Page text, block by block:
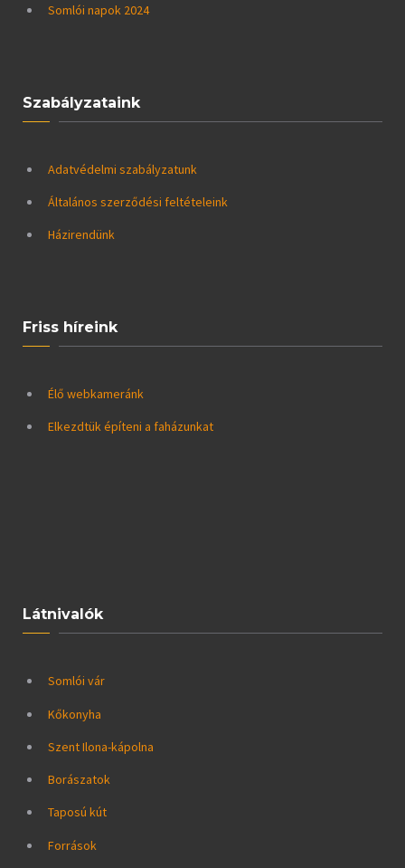
Somlói napok 2024
Szabályzataink
Adatvédelmi szabályzatunk
Általános szerződési feltételeink
Házirendünk
Friss híreink
Élő webkameránk
Elkezdtük építeni a faházunkat
Látnivalók
Somlói vár
Kőkonyha
Szent Ilona-kápolna
Borászatok
Taposú kút
Források